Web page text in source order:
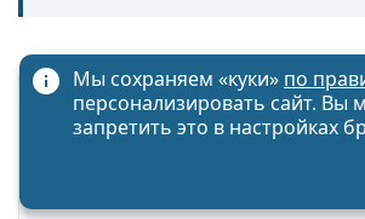
Остались вопросы по теме?
Опишите ситуацию — юрист фирмы
течение 24 часов. Первичная
Мы сохраняем «куки» по
персонализировать сайт. Вы
запретить это в настройках